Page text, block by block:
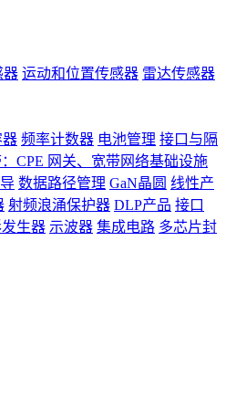
器 运动和位置传感器 雷达传感器
器 频率计数器 电池管理 接口与隔
CPE 网关、宽带网络基础设施
数据路径管理 GaN晶圆 线性产
射频浪涌保护器 DLP产品 接口
生器 示波器 集成电路 多芯片封